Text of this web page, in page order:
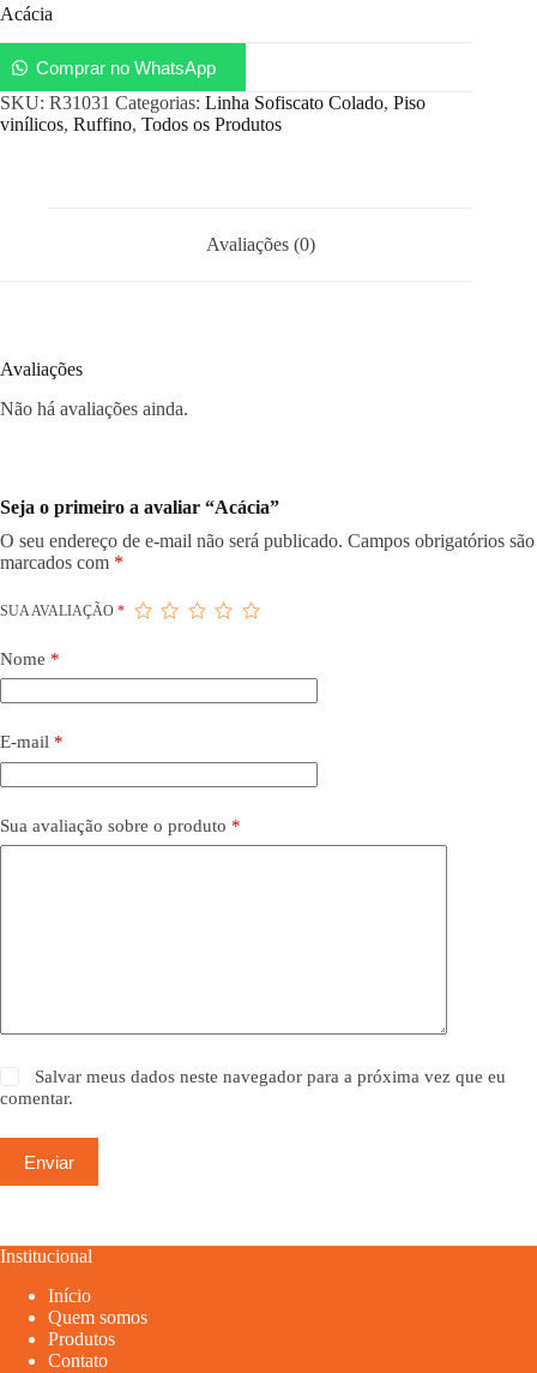
Acácia
Comprar no WhatsApp
SKU: R31031 Categorias: Linha Sofiscato Colado, Piso
vinílicos, Ruffino, Todos os Produtos
Avaliações (0)
Avaliações
Não há avaliações ainda.
Seja o primeiro a avaliar “Acácia”
O seu endereço de e-mail não será publicado. Campos obrigatórios são
marcados com *
SUA AVALIAÇÃO *
Nome *
E-mail *
Sua avaliação sobre o produto *
Salvar meus dados neste navegador para a próxima vez que eu
comentar.
Enviar
Institucional
Início
Quem somos
Produtos
Contato